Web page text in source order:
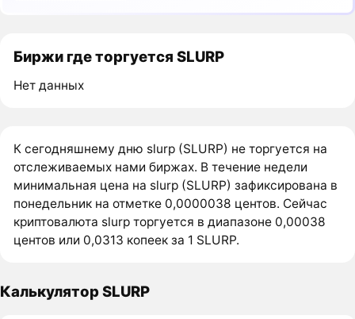
Биржи где торгуется SLURP
Нет данных
К сегодняшнему дню slurp (SLURP) не торгуется на
отслеживаемых нами биржах. В течение недели
минимальная цена на slurp (SLURP) зафиксирована в
понедельник на отметке 0,0000038 центов. Сейчас
криптовалюта slurp торгуется в диапазоне 0,00038
центов или 0,0313 копеек за 1 SLURP.
Калькулятор SLURP